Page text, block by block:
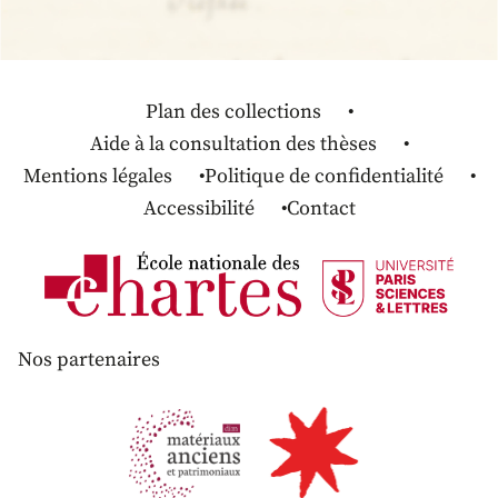
Plan des collections
Aide à la consultation des thèses
Mentions légales
Politique de confidentialité
Accessibilité
Contact
Nos partenaires